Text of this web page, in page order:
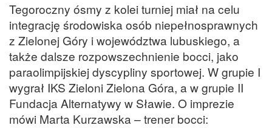
Tegoroczny ósmy z kolei turniej miał na celu
integrację środowiska osób niepełnosprawnych
z Zielonej Góry i województwa lubuskiego, a
także dalsze rozpowszechnienie bocci, jako
paraolimpijskiej dyscypliny sportowej. W grupie I
wygrał IKS Zieloni Zielona Góra, a w grupie II
Fundacja Alternatywy w Sławie. O imprezie
mówi Marta Kurzawska – trener bocci: